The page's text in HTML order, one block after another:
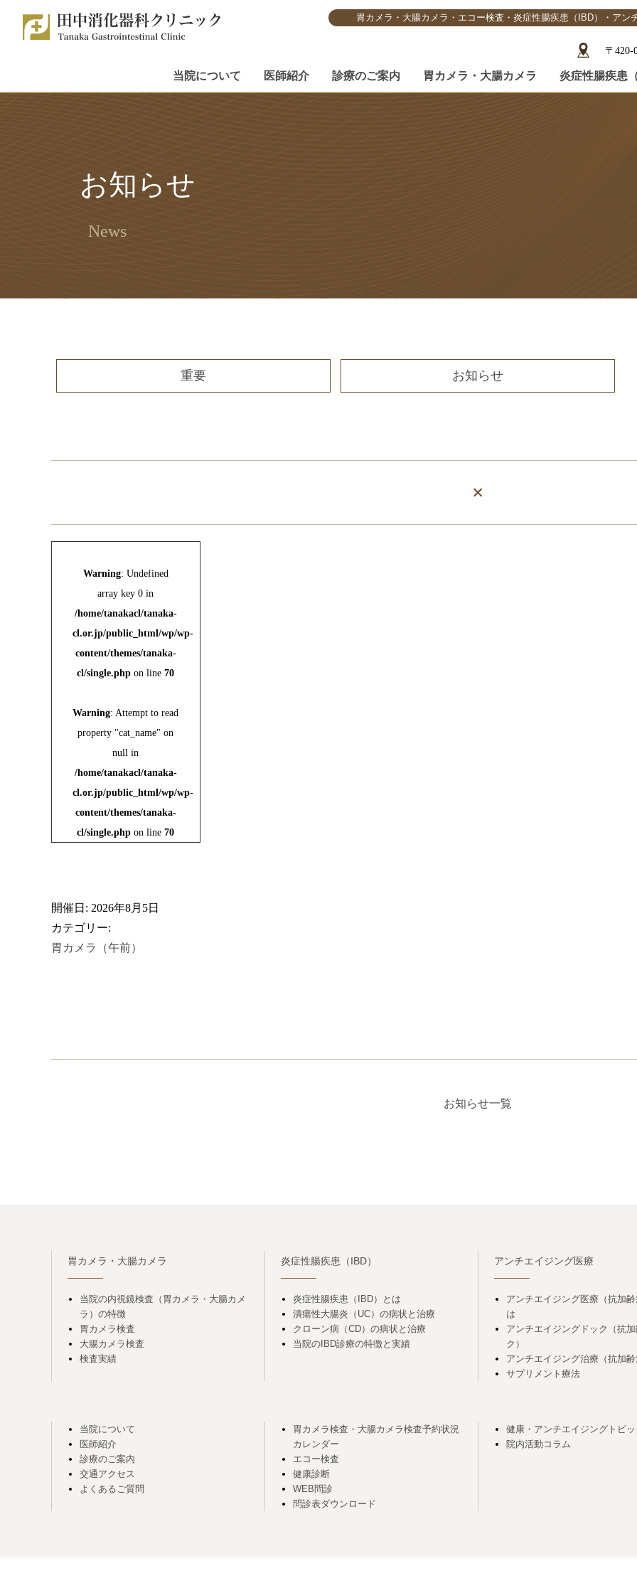
胃カメラ・大腸カメラ・エコー検査・炎症性腸疾患（IBD）・ア
〒420-
当院について 医師紹介 診療のご案内 胃カメラ・大腸カメラ 炎症性腸疾患
お知らせ
News
重要 お知らせ
×
Warning: Undefined
array key 0 in
/home/tanakacl/tanaka-
cl.or.jp/public_html/wp/wp-
content/themes/tanaka-
cl/single.php on line70
Warning: Attempt to read
property "cat_name" on
null in
/home/tanakacl/tanaka-
cl.or.jp/public_html/wp/wp-
content/themes/tanaka-
cl/single.php on line70
開催日: 2026年8月5日
カテゴリー:
胃カメラ（午前）
お知らせ一覧
胃カメラ・大腸カメラ
当院の内視鏡検査（胃カメラ・大腸カメ
ラ）の特徴
胃カメラ検査
大腸カメラ検査
検査実績
炎症性腸疾患（IBD）
炎症性腸疾患（IBD）とは
潰瘍性大腸炎（UC）の病状と治療
クローン病（CD）の病状と治療
当院のIBD診療の特徴と実績
アンチエイジング医療
アンチエイジング医療（抗加齢
は
アンチエイジングドック（抗加
ク）
アンチエイジング治療（抗加齢
サプリメント療法
当院について
医師紹介
診療のご案内
交通アクセス
よくあるご質問
胃カメラ検査・大腸カメラ検査予約状況
カレンダー
エコー検査
健康診断
WEB問診
問診表ダウンロード
健康・アンチエイジングトピッ
院内活動コラム